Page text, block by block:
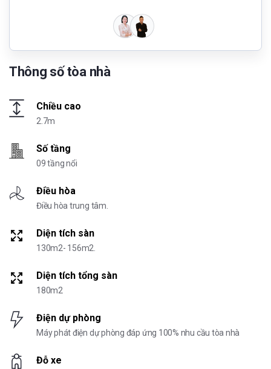
Thông số tòa nhà
Chiều cao
2.7m
Số tầng
09 tầng nổi
Điều hòa
Điều hòa trung tâm.
Diện tích sàn
130m2- 156m2.
Diện tích tổng sàn
180m2
Điện dự phòng
Máy phát điện dự phòng đáp ứng 100% nhu cầu tòa nhà
Đỗ xe